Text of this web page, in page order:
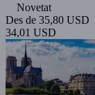
Novetat
Des de 35,80 USD
34,01 USD